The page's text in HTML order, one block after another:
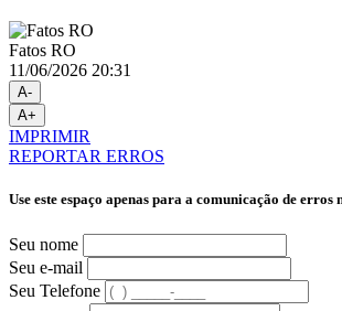
Fatos RO
11/06/2026 20:31
A-
A+
IMPRIMIR
REPORTAR ERROS
Use este espaço apenas para a comunicação de erros
Seu nome
Seu e-mail
Seu Telefone